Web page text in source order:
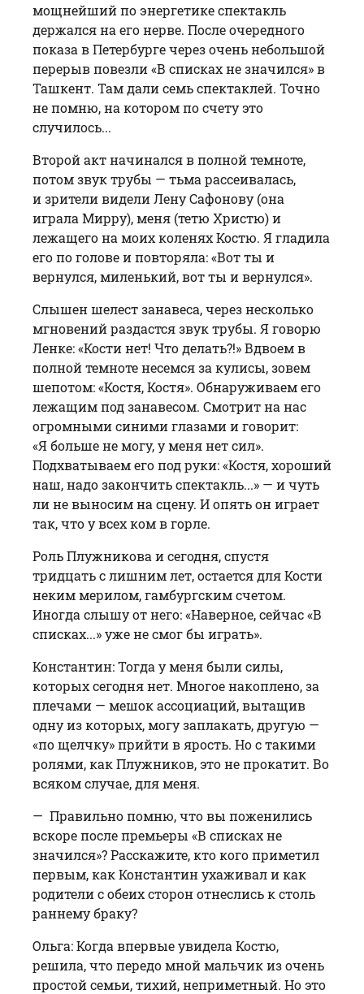
мощнейший по энергетике спектакль
держался на его нерве. Пос­ле очередного
показа в Петербурге через очень небольшой
перерыв повезли «В списках не значился» в
Ташкент. Там дали семь спектаклей. Точно
не помню, на котором по счету это
случилось...
Второй акт начинался в полной темноте,
потом звук трубы — тьма рассеивалась,
и зрители видели Лену Сафонову (она
играла Мирру), меня (тетю Христю) и
лежащего на моих коленях Костю. Я гладила
его по голове и повторяла: «Вот ты и
вернулся, миленький, вот ты и вернулся».
Слышен шелест занавеса, через несколько
мгновений раздастся звук трубы. Я говорю
Ленке: «Кости нет! Что делать?!» Вдвоем в
полной темноте несемся за кулисы, зовем
шепотом: «Костя, Костя». Обнаруживаем его
лежащим под занавесом. Смотрит на нас
огромными синими глазами и говорит:
«Я больше не могу, у меня нет сил».
Подхватываем его под руки: «Костя, хороший
наш, надо закончить спектакль...» — и чуть
ли не выносим на сцену. И опять он играет
так, что у всех ком в горле.
Роль Плужникова и сегодня, спустя
тридцать с лишним лет, остается для Кос­ти
неким мерилом, гамбургским счетом.
Иногда слышу от него: «Наверное, сейчас «В
списках...» уже не смог бы играть».
Константин: Тогда у меня были силы,
которых сегодня нет. Многое накоплено, за
плечами — мешок ассоциаций, вытащив
одну из которых, могу заплакать, другую —
«по щелчку» прийти в ярость. Но с такими
ролями, как Плужников, это не прокатит. Во
всяком случае, для меня.
— Правильно помню, что вы поженились
вскоре после премьеры «В спис­ках не
значился»? Расскажите, кто кого приметил
первым, как Константин ухаживал и как
родители с обеих сторон отнеслись к столь
раннему браку?
Ольга: Когда впервые увидела Костю,
решила, что передо мной мальчик из очень
простой семьи, тихий, неприметный. Но это